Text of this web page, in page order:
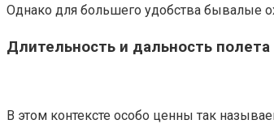
Однако для большего удобства бывалые
Длительность и дальность полета
В этом контексте особо ценны так